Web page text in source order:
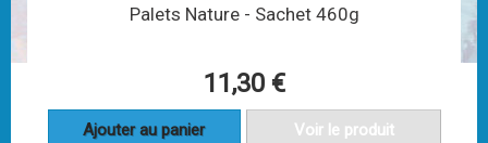
Palets Nature - Sachet 460g
11,30 €
Ajouter au panier Voir le produit